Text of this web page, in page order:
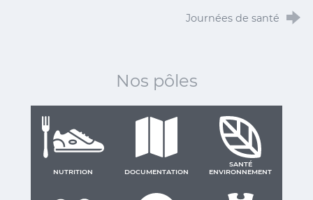
Journées de santé
Nos pôles
NUTRITION DOCUMENTATION
SANTÉ
ENVIRONNEMENT